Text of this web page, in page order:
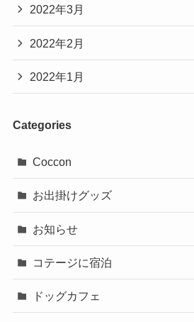
2022年3月
2022年2月
2022年1月
Categories
Coccon
お出掛けグッズ
お知らせ
コテージに宿泊
ドッグカフェ